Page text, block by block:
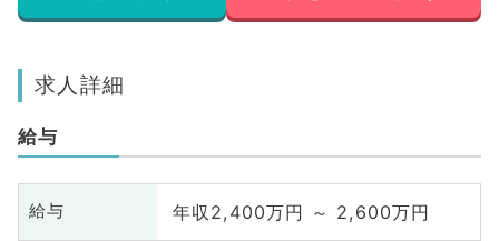
求人詳細
給与
給与 年収2,400万円 ～ 2,600万円